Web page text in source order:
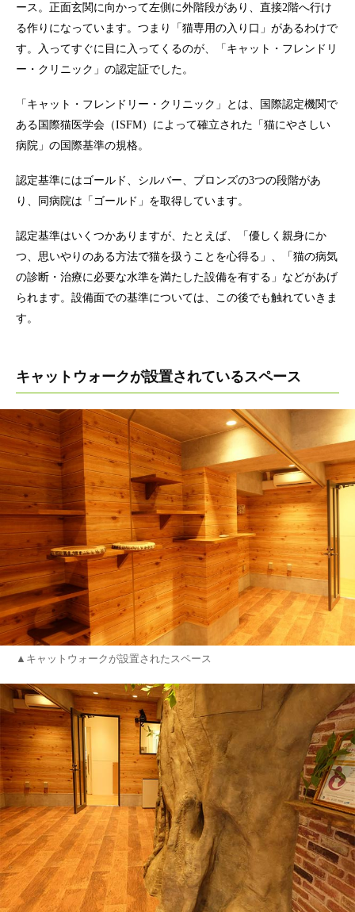
ース。正面玄関に向かって左側に外階段があり、直接2階へ行け
る作りになっています。つまり「猫専用の入り口」があるわけで
す。入ってすぐに目に入ってくるのが、「キャット・フレンドリ
ー・クリニック」の認定証でした。
「キャット・フレンドリー・クリニック」とは、国際認定機関で
ある国際猫医学会（ISFM）によって確立された「猫にやさしい
病院」の国際基準の規格。
認定基準にはゴールド、シルバー、ブロンズの3つの段階があ
り、同病院は「ゴールド」を取得しています。
認定基準はいくつかありますが、たとえば、「優しく親身にか
つ、思いやりのある方法で猫を扱うことを心得る」、「猫の病気
の診断・治療に必要な水準を満たした設備を有する」などがあげ
られます。設備面での基準については、この後でも触れていきま
す。
キャットウォークが設置されているスペース
▲キャットウォークが設置されたスペース